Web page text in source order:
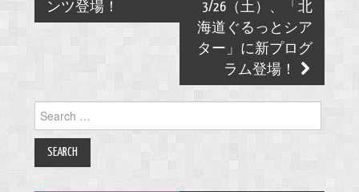
ンツ登場！
3/26（土）、「北
海道ぐるっとシア
ター」に新プログ
ラム登場！
for: